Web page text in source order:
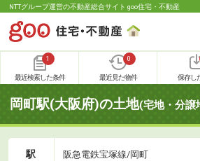
NTTグループ運営の不動産総合サイト goo住宅・不動産
1
最近検索した条件
0
最近見た物件 保存し
岡町駅(大阪府)の土地(宅地・分譲
駅 阪急電鉄宝塚線/岡町